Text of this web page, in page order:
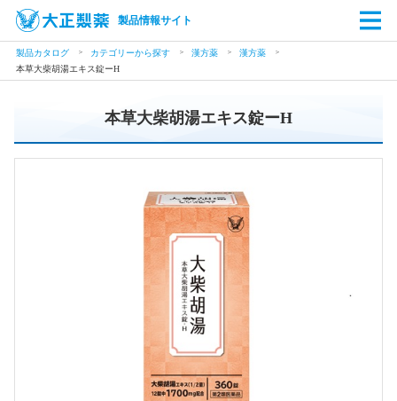
製品情報サイト
製品カタログ カテゴリーから探す 漢方薬
漢方薬
本草大柴胡湯エキス錠ーH
本草大柴胡湯エキス錠ーH